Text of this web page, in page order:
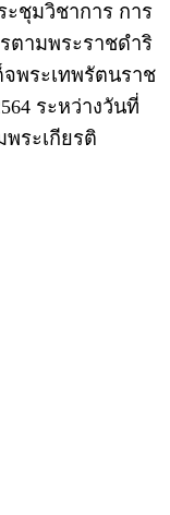
ะชุมวิชาการ การ
ตามพระราชดำริ
พระเทพรัตนราช
ระหว่างวันที่
ระเกียรติ